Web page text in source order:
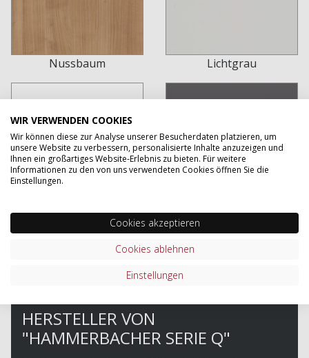
Nussbaum Lichtgrau
HERSTELLER VON
"HAMMERBACHER SERIE Q"
WIR VERWENDEN COOKIES
Wir können diese zur Analyse unserer Besucherdaten platzieren, um
unsere Website zu verbessern, personalisierte Inhalte anzuzeigen und
Ihnen ein großartiges Website-Erlebnis zu bieten. Für weitere
Informationen zu den von uns verwendeten Cookies öffnen Sie die
Einstellungen.
Cookies akzeptieren
Cookies ablehnen
Einstellungen